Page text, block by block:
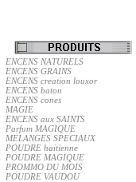
ENCENS NATURELS
ENCENS GRAINS
ENCENS creation louxor
ENCENS baton
ENCENS cones
MAGIE
ENCENS aux SAINTS
Parfum MAGIQUE
MELANGES SPECIAUX
POUDRE haitienne
POUDRE MAGIQUE
PROMMO DU MOIS
POUDRE VAUDOU